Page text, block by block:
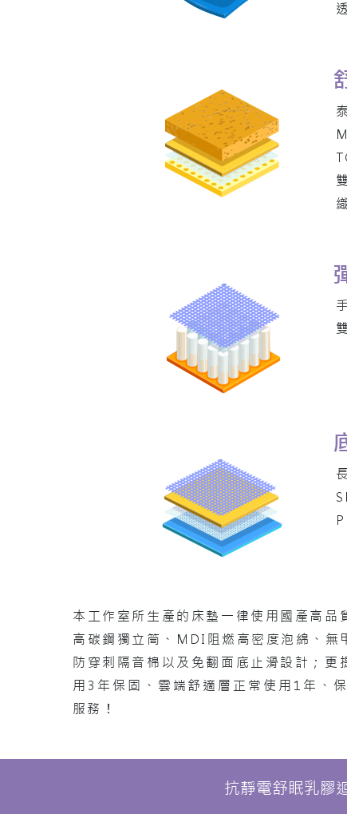
本工作室所生產的床墊一律使用國產高品
高碳鋼 獨立筒、MDI阻燃高密度泡綿、無
防穿刺隔音棉以及免翻面底止滑設計；更
用3年保固、雲端舒適層正常使用1年、
服務！
抗靜電舒眠乳膠